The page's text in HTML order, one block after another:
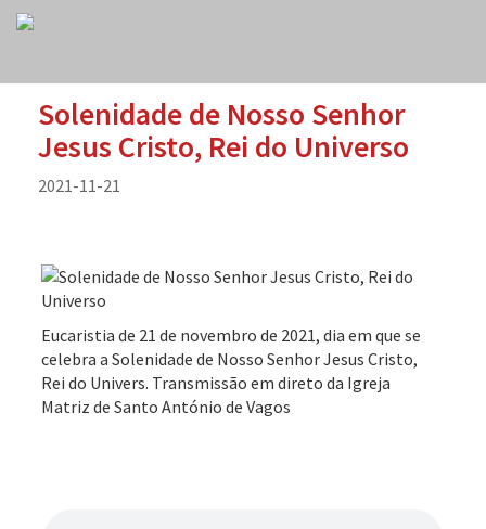
Solenidade de Nosso Senhor
Jesus Cristo, Rei do Universo
2021-11-21
Eucaristia de 21 de novembro de 2021, dia em que se
celebra a Solenidade de Nosso Senhor Jesus Cristo,
Rei do Univers. Transmissão em direto da Igreja
Matriz de Santo António de Vagos